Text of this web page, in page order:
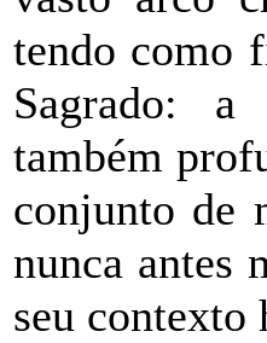
tendo como
Sagrado: a
também
conjunto de
nunca antes
seu contexto